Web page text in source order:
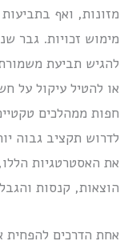
מזונות, ואף
מימוש זכויות. גבר
להגיש תביעת
או להטיל עיקול על
חפות ממהלכים
לדרוש תקציב גבוה
את האסטרטגיות
הוצאות, קנסות
אחת הדרכים